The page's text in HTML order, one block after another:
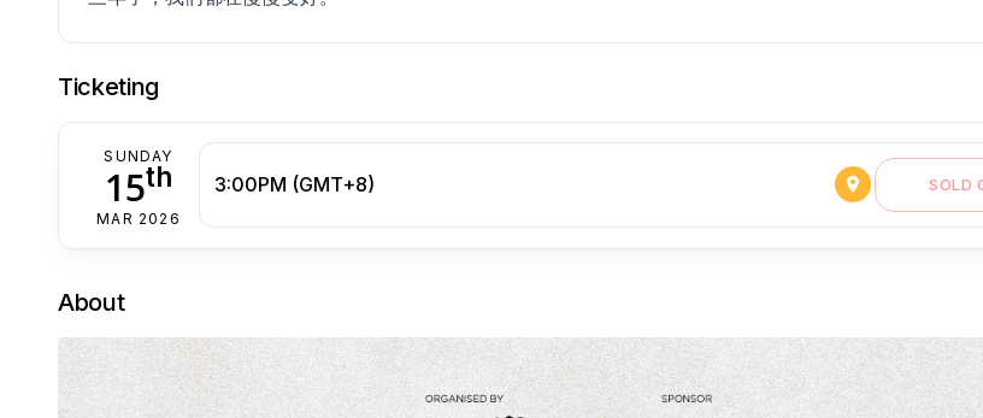
Ticketing
SUNDAY
15th
MAR 2026
3:00PM (GMT+8) SOLD
About